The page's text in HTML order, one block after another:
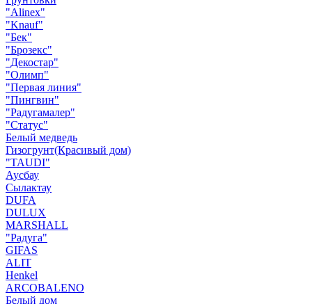
"Alinex"
"Knauf"
"Бек"
"Брозекс"
"Декостар"
"Олимп"
"Первая линия"
"Пингвин"
"Радугамалер"
"Статус"
Белый медведь
Гизогрунт(Красивый дом)
"TAUDI"
Аусбау
Сылактау
DUFA
DULUX
MARSHALL
"Радуга"
GIFAS
ALIT
Henkel
ARCOBALENO
Белый дом